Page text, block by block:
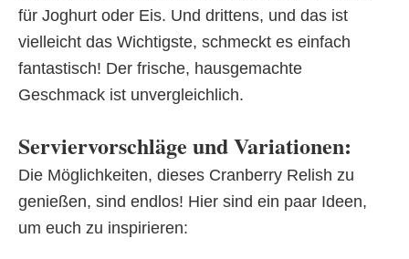
für Joghurt oder Eis. Und drittens, und das ist
vielleicht das Wichtigste, schmeckt es einfach
fantastisch! Der frische, hausgemachte
Geschmack ist unvergleichlich.
Serviervorschläge und Variationen:
Die Möglichkeiten, dieses Cranberry Relish zu
genießen, sind endlos! Hier sind ein paar Ideen,
um euch zu inspirieren: